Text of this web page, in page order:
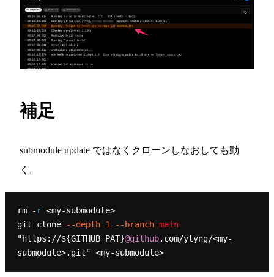
補足
submodule update ではなくクローンしなおしても動
く。
rm - r <my-submodule>
git clone
--depth 1 --branch main
"https://${GITHUB_PAT}@github.com/ytyng/<my-
submodule>.git" <my-submodule>